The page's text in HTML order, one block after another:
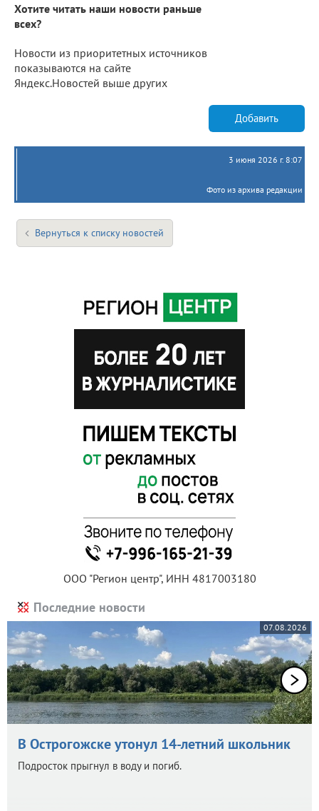
Хотите читать наши новости раньше
всех?
Новости из приоритетных источников
показываются на сайте
Яндекс.Новостей выше других
Добавить
3 июня 2026 г. 8:07
Фото из архива редакции
Вернуться к списку новостей
ООО "Регион центр", ИНН 4817003180
Последние новости
07.08.2026
В Острогожске утонул 14-летний школьник
Подросток прыгнул в воду и погиб.